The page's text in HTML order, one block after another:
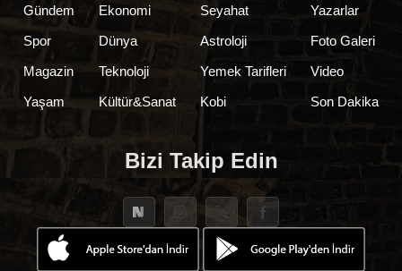
Gündem
Spor
Magazin
Yaşam
Ekonomi
Dünya
Teknoloji
Kültür&Sanat
Seyahat
Astroloji
Yemek Tarifleri
Kobi
Yazarlar
Foto Galeri
Video
Son Dakika
Bizi Takip Edin